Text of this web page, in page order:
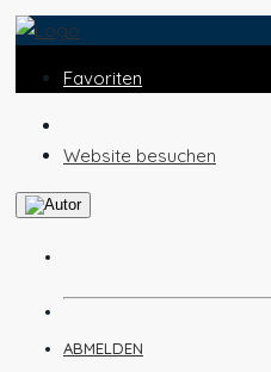
Favoriten
Website besuchen
ABMELDEN